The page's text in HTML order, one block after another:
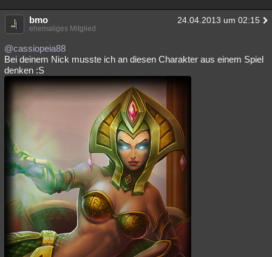
bmo 24.04.2013 um 02:15
ehemaliges Mitglied
@cassiopeia88
Bei deinem Nick musste ich an diesen Charakter aus einem Spiel
denken :S